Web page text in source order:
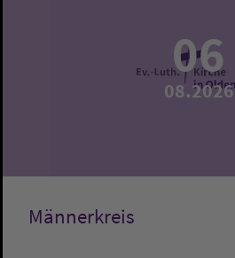
06
08.2026
Männerkreis